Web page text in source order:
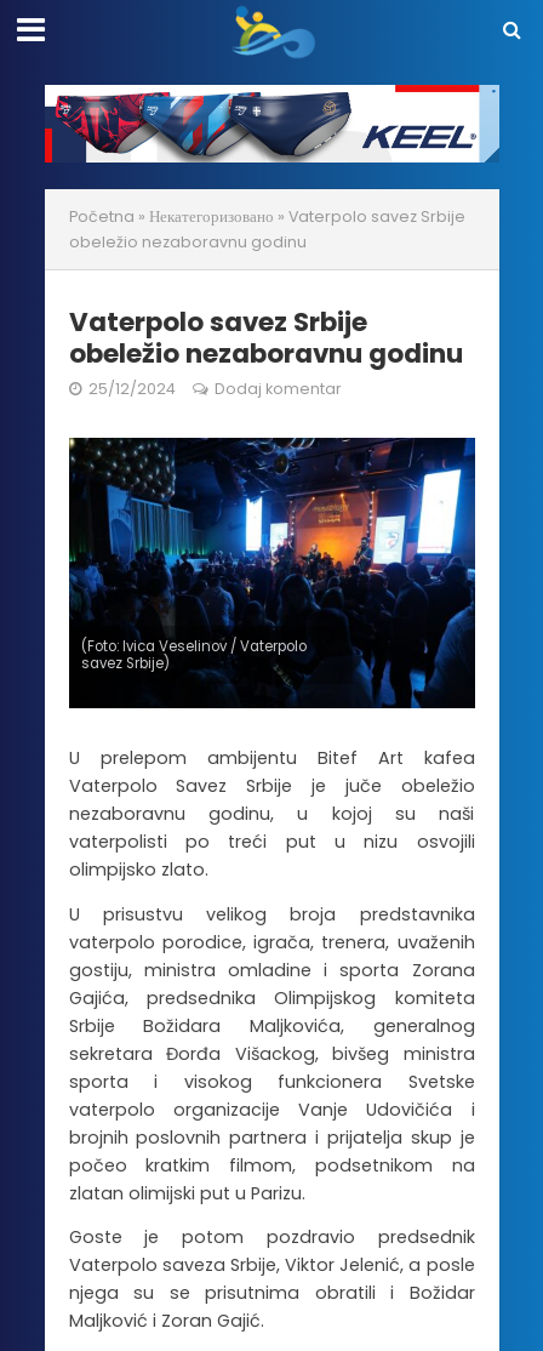
Početna » Некатегоризовано » Vaterpolo savez Srbije
obeležio nezaboravnu godinu
Vaterpolo savez Srbije
obeležio nezaboravnu godinu
25/12/2024 Dodaj komentar
(Foto: Ivica Veselinov / Vaterpolo
savez Srbije)
U prelepom ambijentu Bitef Art kafea
Vaterpolo Savez Srbije je juče obeležio
nezaboravnu godinu, u kojoj su naši
vaterpolisti po treći put u nizu osvojili
olimpijsko zlato.
U prisustvu velikog broja predstavnika
vaterpolo porodice, igrača, trenera, uvaženih
gostiju, ministra omladine i sporta Zorana
Gajića, predsednika Olimpijskog komiteta
Srbije Božidara Maljkovića, generalnog
sekretara Đorđa Višackog, bivšeg ministra
sporta i visokog funkcionera Svetske
vaterpolo organizacije Vanje Udovičića i
brojnih poslovnih partnera i prijatelja skup je
počeo kratkim filmom, podsetnikom na
zlatan olimijski put u Parizu.
Goste je potom pozdravio predsednik
Vaterpolo saveza Srbije, Viktor Jelenić, a posle
njega su se prisutnima obratili i Božidar
Maljković i Zoran Gajić.